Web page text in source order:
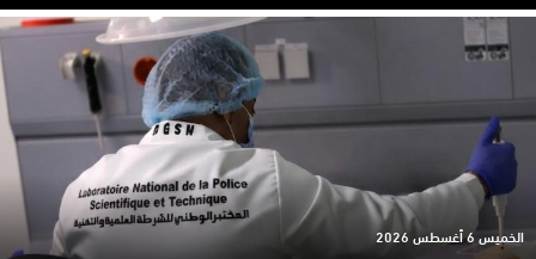
الخميس 6 أغسطس 2026